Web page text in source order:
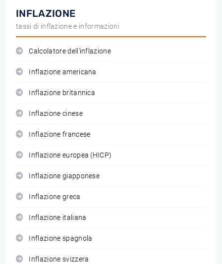
INFLAZIONE
tassi di inflazione e informazioni
Calcolatore dell'inflazione
Inflazione americana
Inflazione britannica
Inflazione cinese
Inflazione francese
Inflazione europea (HICP)
Inflazione giapponese
Inflazione greca
Inflazione italiana
Inflazione spagnola
Inflazione svizzera